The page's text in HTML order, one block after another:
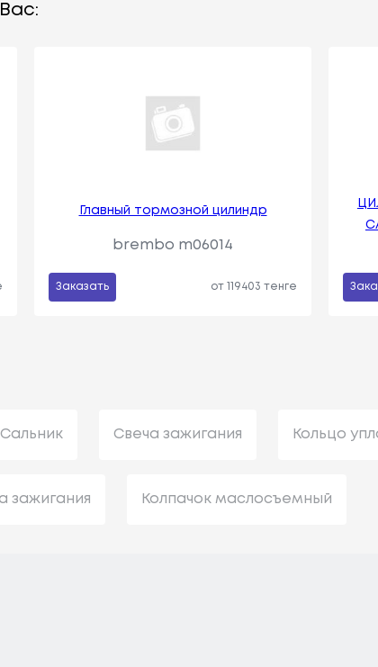
Главный тормозной цилиндр
brembo m06014
Заказать от 119403 тенге
Сальник Свеча зажигания Кольцо
зажигания Колпачок маслосъемный